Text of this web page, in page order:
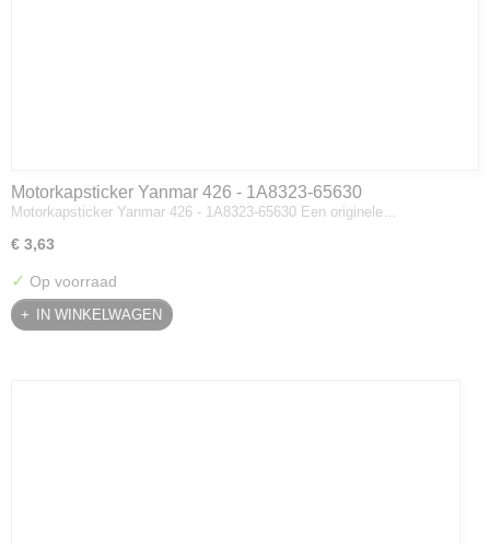
Motorkapsticker Yanmar 426 - 1A8323-65630
Motorkapsticker Yanmar 426 - 1A8323-65630 Een originele…
€ 3,63
✓ Op voorraad
IN WINKELWAGEN